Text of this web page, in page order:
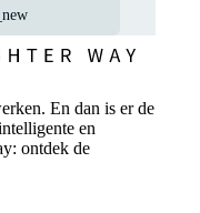
En dan is er de
en
ontdek de